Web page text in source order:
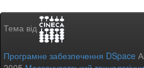
Тема від
Програмне забезпечення DSpace